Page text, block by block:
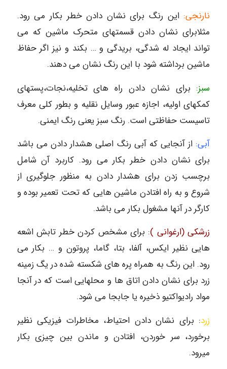
نارنجی: این رنگ برای نشان دادن خطر بکار می رود.
مثلابرای نشان دادن قسمتهای متحرک ماشین که می
تواند ایجاد له شدگی، بریدگی و … بکند و نیز اگر حفاظ
ماشین برداشته شود با این رنگ نشان می دهند.
سبز: برای نشان دادن راه های تخلیه،نجات،پستهای
کمکهای اولیه، اجازه عبور وسایل نقلیه و بطور کلی معرف
تاسیست حفاظتی است. رنگ سبز یعنی رنگ ایمنی.
آبی: از آنجایی که آبی رنگ اصلی هشدار دادن می باشد
برای نشان دادن خطر بکار می رود. کاربرد آن شامل
برچسب زدن برای هشدار دادن به منظور جلوگیری از
شروع و به راه افتادن ماشین هایی که تحت تعمیر بوده و
کارگر در آنها مشغول بکار می باشد.
زرشکی (ارغوانی ): برای مشخص کردن خطر تابش اشعه
هایی نظیر ایکس، آلفا، بتا، گاما، پروتون و … بکار می
رود. این رنگ به همراه پره های شکسته شده در یگ زمینه
زرد برای نشان دادن اتاق ها و محلهایی است که در آنجا
مواد رادیواکتیو ذخیره یا جابجا می شود.
زرد: برای نشان دادن احتیاط، مخاطرات فیزیکی نظیر
برخورد، سر خوردن، افتادن و ماندن بین چیزی بکار
میرود.